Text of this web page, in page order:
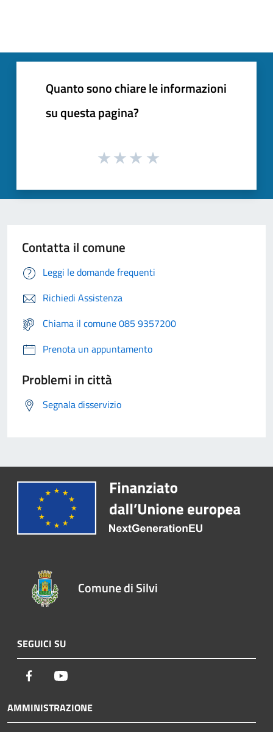
Quanto sono chiare le informazioni
su questa pagina?
Contatta il comune
Leggi le domande frequenti
Richiedi Assistenza
Chiama il comune 085 9357200
Prenota un appuntamento
Problemi in città
Segnala disservizio
Comune di Silvi
SEGUICI SU
Facebook
AMMINISTRAZIONE